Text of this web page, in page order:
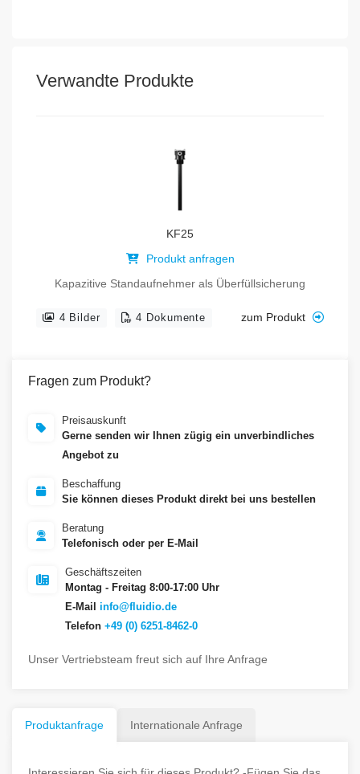
Verwandte Produkte
KF25
Produkt anfragen
Kapazitive Standaufnehmer als Überfüllsicherung
4 Bilder 4 Dokumente zum Produkt
Fragen zum Produkt?
Preisauskunft
Gerne senden wir Ihnen zügig ein unverbindliches
Angebot zu
Beschaffung
Sie können dieses Produkt direkt bei uns bestellen
Beratung
Telefonisch oder per E-Mail
Geschäftszeiten
Montag - Freitag 8:00-17:00 Uhr
E-Mail info@fluidio.de
Telefon +49 (0) 6251-8462-0
Unser Vertriebsteam freut sich auf Ihre Anfrage
Produktanfrage Internationale Anfrage